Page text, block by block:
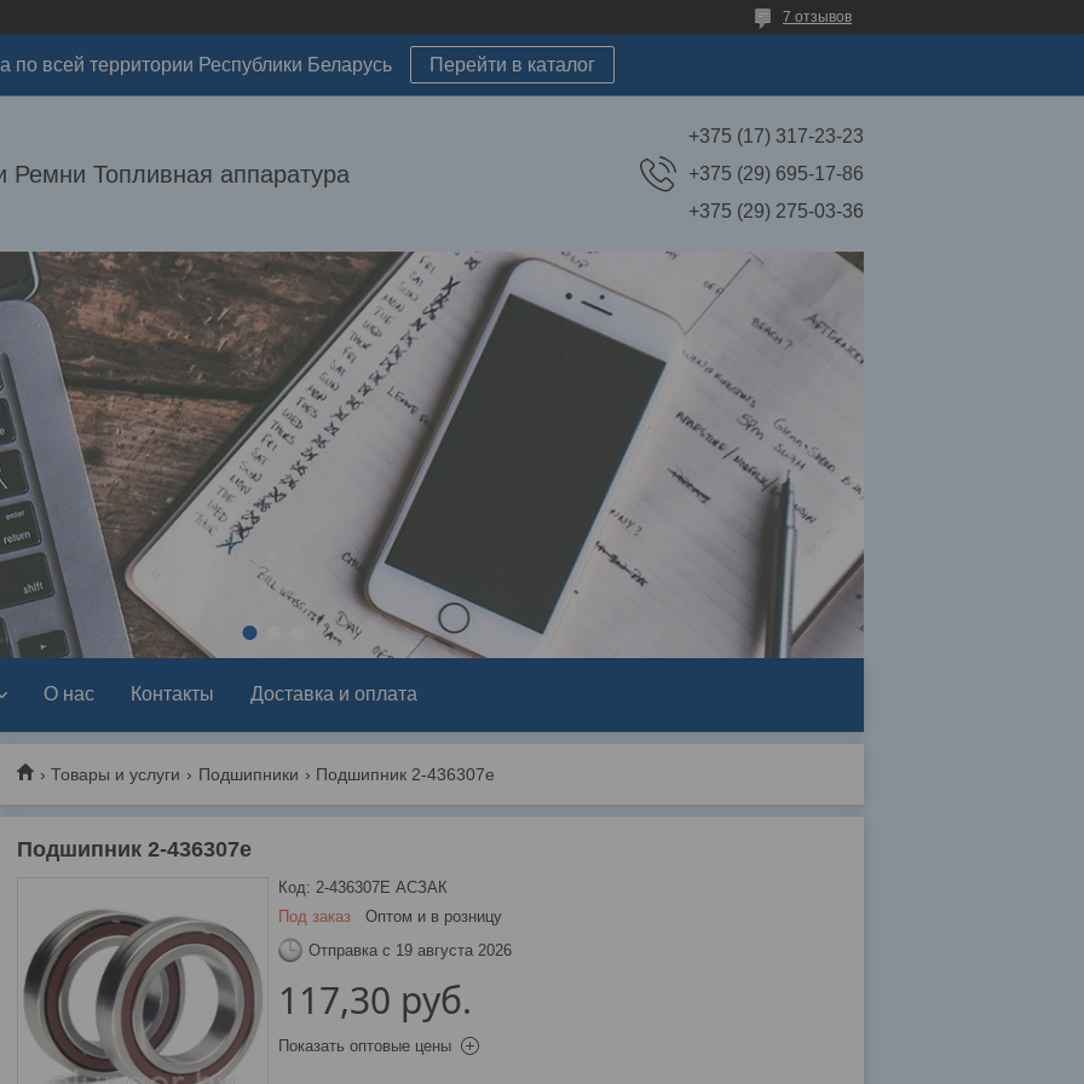
7 отзывов
по всей территории Республики Беларусь Перейти в каталог
Ремни Топливная аппаратура
+375 (17) 317-23-23
+375 (29) 695-17-86
+375 (29) 275-03-36
О нас Контакты Доставка и оплата
Товары и услуги Подшипники Подшипник 2-436307е
Подшипник 2-436307е
Под заказ Оптом и в розницу
Код: 2-436307Е АСЗАК
Отправка с 19 августа 2026
117,30 руб.
Показать оптовые цены